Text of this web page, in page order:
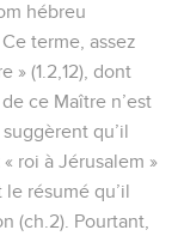
hébreu
terme, assez
» (1.2,12), dont
ce Maître n’est
qu’il
roi à Jérusalem »
le résumé qu’il
(ch.2). Pourtant,